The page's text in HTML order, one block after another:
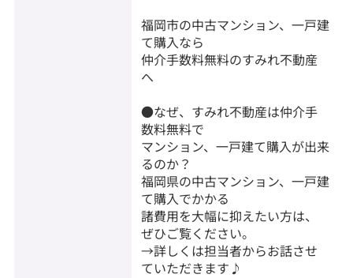
福岡市の中古マンション、一戸建
て購入なら
仲介手数料無料のすみれ不動産
へ
●なぜ、すみれ不動産は仲介手
数料無料で
マンション、一戸建て購入が出来
るのか？
福岡県の中古マンション、一戸建
て購入でかかる
諸費用を大幅に抑えたい方は、
ぜひご覧ください。
→詳しくは担当者からお話させ
ていただきます♪